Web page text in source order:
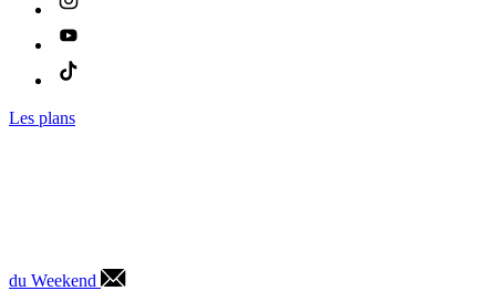
Les plans
du Weekend